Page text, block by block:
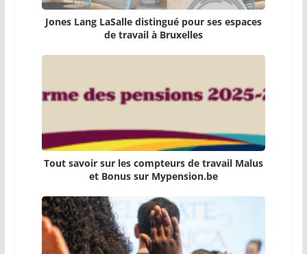
Jones Lang LaSalle distingué pour ses espaces
de travail à Bruxelles
Tout savoir sur les compteurs de travail Malus
et Bonus sur Mypension.be